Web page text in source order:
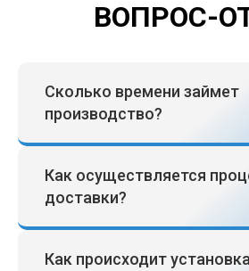
ВОПРОС-
Сколько времени займет
производство?
Как осуществляется
доставки?
Как происходит установка